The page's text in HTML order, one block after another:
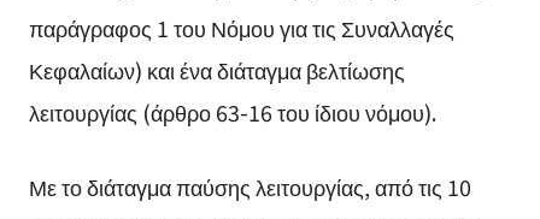
παράγραφος 1 του Νόμου για τις Συναλλαγές
Κεφαλαίων) και ένα διάταγμα βελτίωσης
λειτουργίας (άρθρο 63-16 του ίδιου νόμου).
Με το διάταγμα παύσης λειτουργίας, από τις 10